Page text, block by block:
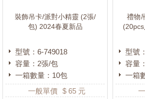
裝飾吊卡/派對小精靈 (2張/
包) 2024春夏新品
型號：6-749018
容量：2張/包
一箱數量：10包
一般單價 $ 65 元
禮物
型號
容量
一箱